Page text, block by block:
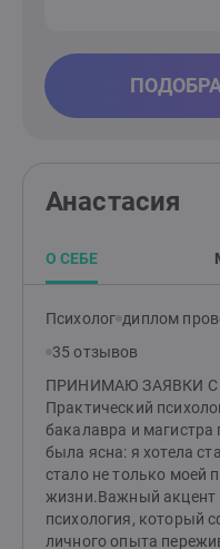
Анастасия
О СЕБЕ
Психолог диплом
35 отзывов
ПРИНИМАЮ ЗАЯВКИ С
Практический
бакалавра и магистра
была ясна: я хотела
стало не только моей
жизни.Важный акцент
психология, который
личного опыта